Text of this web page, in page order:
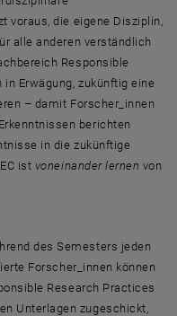
voraus, die eigene Disziplin,
alle anderen verständlich
Responsible
in Erwägung, zukünftig eine
– damit Forscher_innen
berichten
in die zukünftige
ist voneinander lernen von
des Semesters jeden
Forscher_innen können
Research Practices
Unterlagen zugeschickt,